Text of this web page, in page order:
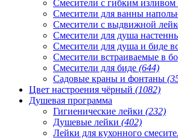
Смесители с гибким изливом
Смесители для ванны
Смесители с выдвижной
Смесители для душа
Смесители для душа и биде
Смесители встраиваемые в
Смесители для биде (644)
Садовые краны и фонтаны
Цвет настроения чёрный (1082)
Душевая программа
Гигиенические лейки (232)
Душевые лейки (402)
Лейки для кухонного